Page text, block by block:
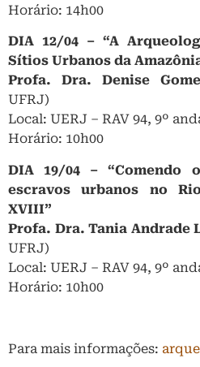
Horário: 14h00
DIA 12/04 – “A
Sítios Urbanos da
Profa. Dra. Denise
UFRJ)
Local: UERJ – RAV 94, 9º
Horário: 10h00
DIA 19/04 – “Comendo
escravos urbanos no
XVIII”
Profa. Dra. Tania Andrade
UFRJ)
Local: UERJ – RAV 94, 9º
Horário: 10h00
Para mais informações: